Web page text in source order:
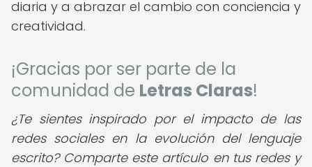
diaria y a abrazar el cambio con conciencia y
creatividad.
¡Gracias por ser parte de la
comunidad de Letras Claras!
¿Te sientes inspirado por el impacto de las
redes sociales en la evolución del lenguaje
escrito? Comparte este artículo en tus redes y